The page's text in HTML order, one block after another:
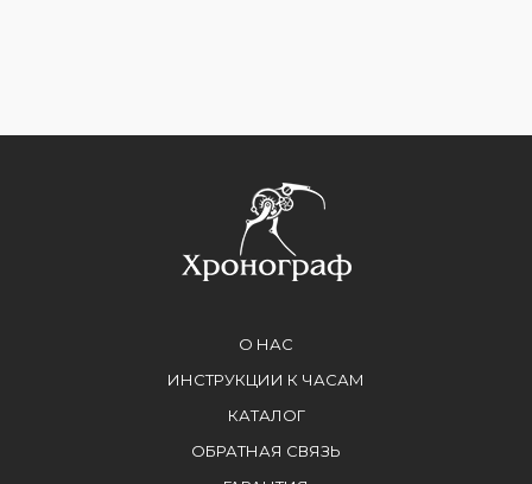
О НАС
ИНСТРУКЦИИ К ЧАСАМ
КАТАЛОГ
ОБРАТНАЯ СВЯЗЬ